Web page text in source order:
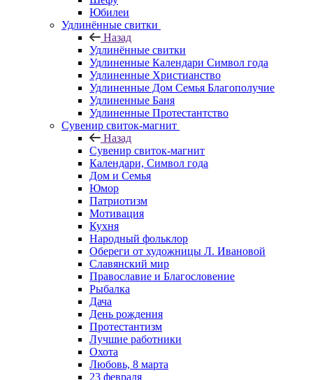
Юбилеи
Удлинённые свитки
Назад
Удлинённые свитки
Удлиненные Календари Символ года
Удлиненные Христианство
Удлиненные Дом Семья Благополучие
Удлиненные Баня
Удлиненные Протестантство
Сувенир свиток-магнит
Назад
Сувенир свиток-магнит
Календари, Символ года
Дом и Семья
Юмор
Патриотизм
Мотивация
Кухня
Народный фольклор
Обереги от художницы Л. Ивановой
Славянский мир
Православие и Благословение
Рыбалка
Дача
День рождения
Протестантизм
Лучшие работники
Охота
Любовь, 8 марта
23 февраля